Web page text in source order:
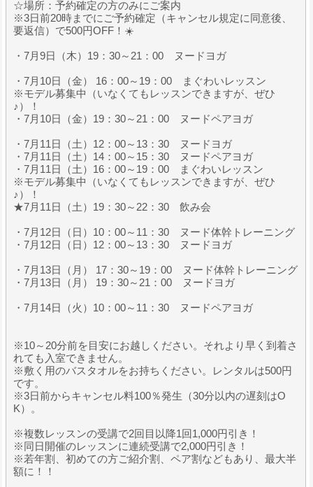
☆場所：予約確定の方のみにご案内
※3日前20時までにご予約確定（キャンセル規定に同意後、
要返信）で500円OFF！☀️
・7月9日（木）19：30～21：00 ヌードヨガ
・7月10日（金） 16：00～19：00 まぐわいレッスン
※モデル募集中（いなくてもレッスンできますが、ぜひ
♪）！
・7月10日（金）19：30～21：00 ヌードペアヨガ
・7月11日（土）12：00～13：30 ヌードヨガ
・7月11日（土）14：00～15：30 ヌードペアヨガ
・7月11日（土）16：00～19：00 まぐわいレッスン
※モデル募集中（いなくてもレッスンできますが、ぜひ
♪）！
★7月11日（土）19：30～22：30 飲み会
・7月12日（日）10：00～11：30 ヌード体幹トレーニング
・7月12日（日）12：00～13：30 ヌードヨガ
・7月13日（月） 17：30～19：00 ヌード体幹トレーニング
・7月13日（月） 19：30～21：00 ヌードヨガ
・7月14日（火）10：00～11：30 ヌードペアヨガ
※10～20分前を目安にお越しください。それより早く到着さ
れても入室できません。
※敷く用のバスタオルをお持ちください。レンタルは500円
です。
※3日前からキャンセル料100％発生（30分以内の遅刻はO
K）。
※複数レッスンの受講で2回目以降1回1,000円引き！
※同日開催のレッスンに連続受講で2,000円引き！
※若年割、初めての方ご紹介割、ペア割などもあり、最大半
額に！！